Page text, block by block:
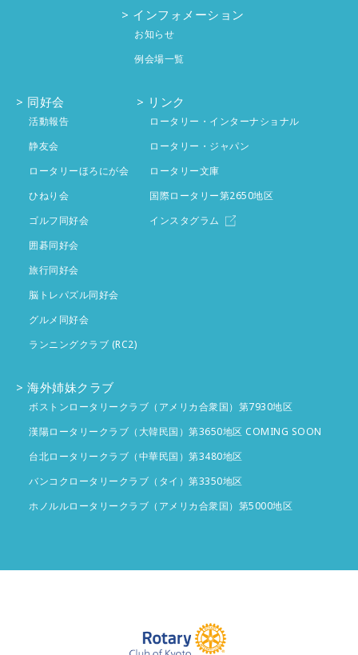
1月 4件
2月 4件
1月 4件
3月 投稿なし
2月 投稿なし
インフォメーション
お知らせ
例会場一覧
同好会
活動報告
静友会
ロータリーほろにが会
ひねり会
ゴルフ同好会
囲碁同好会
旅行同好会
脳トレパズル同好会
グルメ同好会
ランニングクラブ (RC2)
リンク
ロータリー・インターナショナル
ロータリー・ジャパン
ロータリー文庫
国際ロータリー第2650地区
インスタグラム
海外姉妹クラブ
ボストンロータリークラブ（アメリカ合衆国）第7930地区
漢陽ロータリークラブ（大韓民国）第3650地区 COMING SOON
台北ロータリークラブ（中華民国）第3480地区
バンコクロータリークラブ（タイ）第3350地区
ホノルルロータリークラブ（アメリカ合衆国）第5000地区